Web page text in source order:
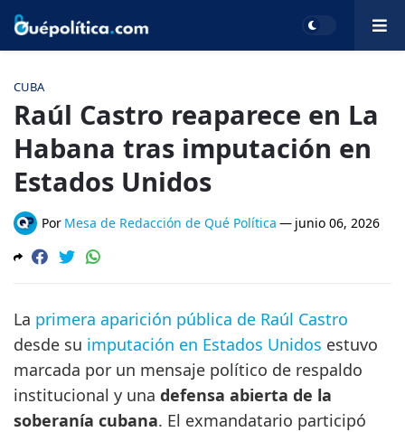
CUBA
Raúl Castro reaparece en La
Habana tras imputación en
Estados Unidos
Por Mesa de Redacción de Qué Política — junio 06, 2026
La primera aparición pública de Raúl Castro
desde su imputación en Estados Unidos estuvo
marcada por un mensaje político de respaldo
institucional y una defensa abierta de la
soberanía cubana. El exmandatario participó